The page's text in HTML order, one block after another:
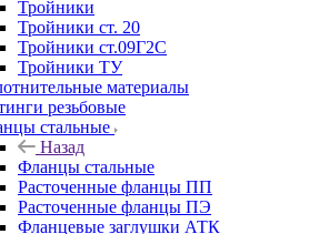
Тройники
Тройники ст. 20
Тройники ст.09Г2С
Тройники ТУ
материалы
резьбовые
стальные
Назад
Фланцы стальные
Расточенные фланцы ПП
Расточенные фланцы ПЭ
Фланцевые заглушки АТК